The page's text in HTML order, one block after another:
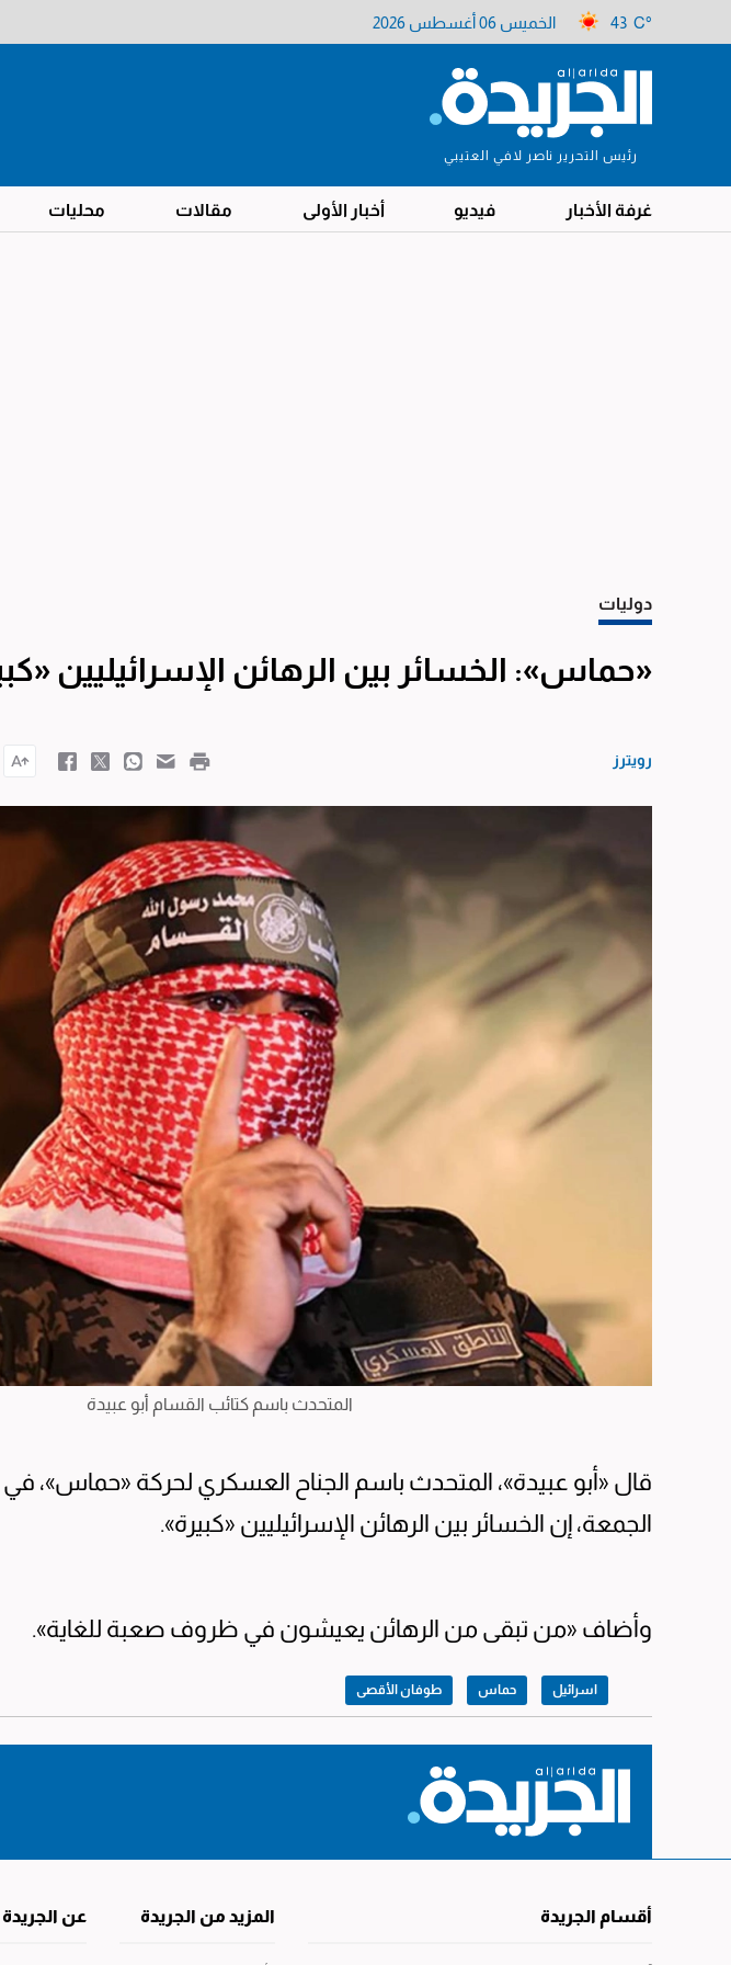
43 C° الخميس 06 أغسطس 2026
رئيس التحرير ناصر لافي العتيبي
غرفة الأخبار فيديو أخبار الأولى مقالات محليات
دوليات
«حماس»: الخسائر بين الرهائن الإسرائيليين
رويترز
المتحدث باسم كتائب القسام أبو عبيدة
قال «أبو عبيدة»، المتحدث باسم الجناح العسكري لحركة «حماس»، في
الجمعة، إن الخسائر بين الرهائن الإسرائيليين «كبيرة».
وأضاف «من تبقى من الرهائن يعيشون في ظروف صعبة للغاية».
اسرائيل حماس طوفان الأقصى
أقسام الجريدة المزيد من الجريدة عن الجريدة